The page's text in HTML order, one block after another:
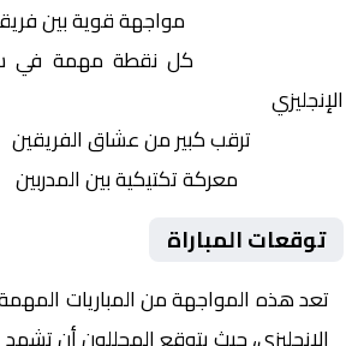
مواجهة قوية بين
كل نقطة مهمة في
الإنجليزي
ترقب كبير من عشاق الفريقين
معركة تكتيكية بين المدربين
توقعات المباراة
تعد هذه المواجهة من المباريات